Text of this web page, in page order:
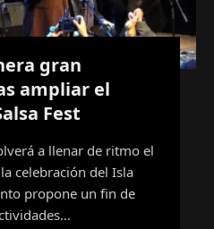
gran
ampliar el
Fest
a llenar de ritmo el
celebración del Isla
propone un fin de